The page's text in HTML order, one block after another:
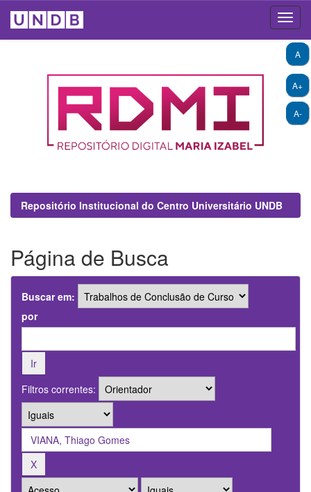
A+
A-
A
Repositório Institucional do Centro Universitário UNDB
Página de Busca
Buscar em:
por
Filtros correntes: